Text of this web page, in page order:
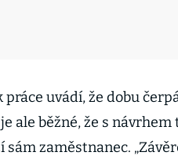
práce uvádí, že dobu
ale běžné, že s
sám zaměstnanec.